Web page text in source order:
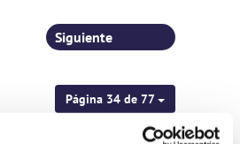
Página 34 de 77
Siguiente